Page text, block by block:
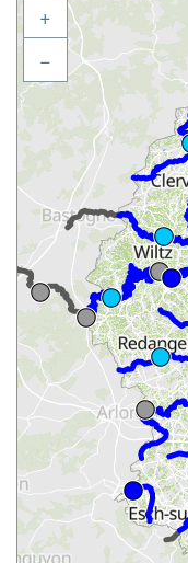
+
−